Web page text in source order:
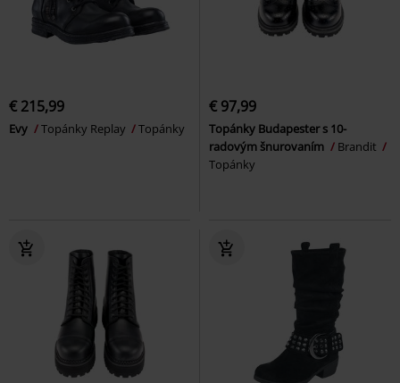
€ 215,99
Evy Topánky Replay Topánky
€ 97,99
Topánky Budapester s 10-
radovým šnurovaním
Brandit
Topánky